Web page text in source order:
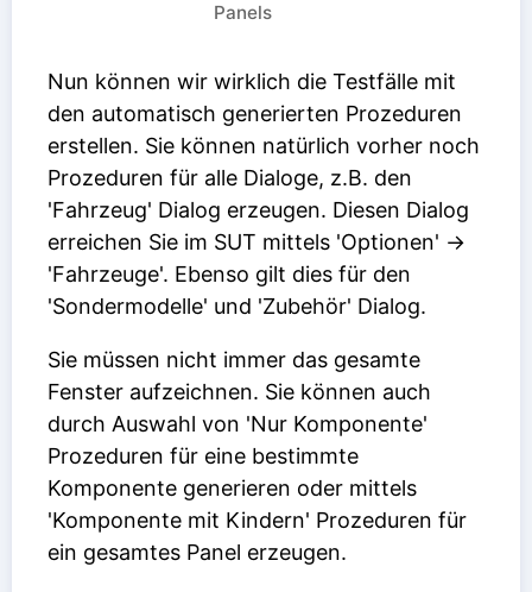
Panels
Nun können wir wirklich die Testfälle mit
den automatisch generierten Prozeduren
erstellen. Sie können natürlich vorher noch
Prozeduren für alle Dialoge, z.B. den
'Fahrzeug' Dialog erzeugen. Diesen Dialog
erreichen Sie im SUT mittels 'Optionen' ->
'Fahrzeuge'. Ebenso gilt dies für den
'Sondermodelle' und 'Zubehör' Dialog.
Sie müssen nicht immer das gesamte
Fenster aufzeichnen. Sie können auch
durch Auswahl von 'Nur Komponente'
Prozeduren für eine bestimmte
Komponente generieren oder mittels
'Komponente mit Kindern' Prozeduren für
ein gesamtes Panel erzeugen.